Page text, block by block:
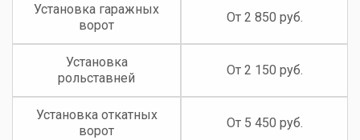
Установка гаражных
ворот
От 2 850 руб.
Установка
рольставней
От 2 150 руб.
Установка откатных
ворот
От 5 450 руб.